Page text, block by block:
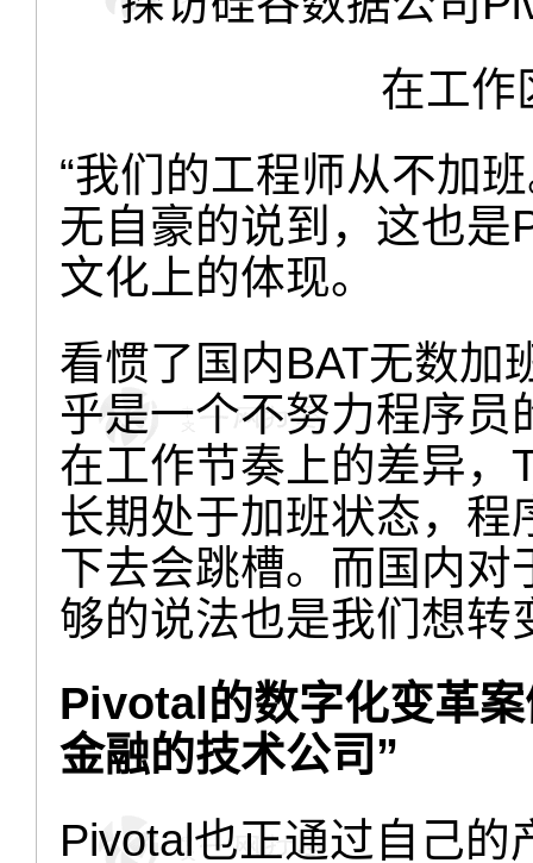
在工作
“我们的工程师从不加
无自豪的说到，这也是
文化上的体现。
看惯了国内BAT无数加
乎是一个不努力程序
在工作节奏上的差异，
长期处于加班状态，
下去会跳槽。而国内
够的说法也是我们想转
Pivotal的数字化变革
金融的技术公司”
Pivotal也正通过自己